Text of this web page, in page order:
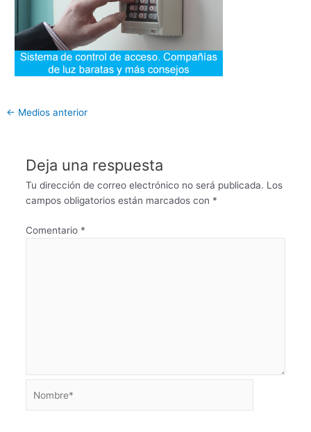
← Medios anterior
Deja una respuesta
Tu dirección de correo electrónico no será publicada. Los
campos obligatorios están marcados con *
Comentario *